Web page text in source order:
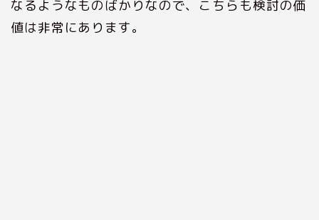
なるようなものばかりなので、こちらも検討の価
値は非常にあります。